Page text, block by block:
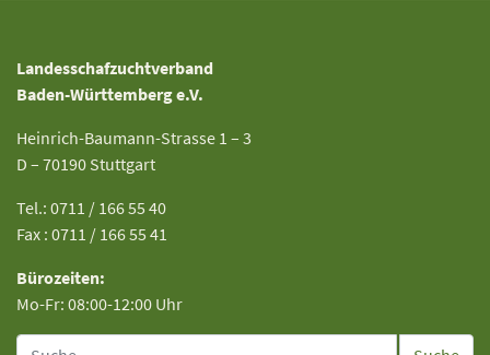
Landesschafzuchtverband
Baden-Württemberg e.V.
Heinrich-Baumann-Strasse 1 – 3
D – 70190 Stuttgart
Tel.: 0711 / 166 55 40
Fax : 0711 / 166 55 41
Bürozeiten:
Mo-Fr: 08:00-12:00 Uhr
Suche